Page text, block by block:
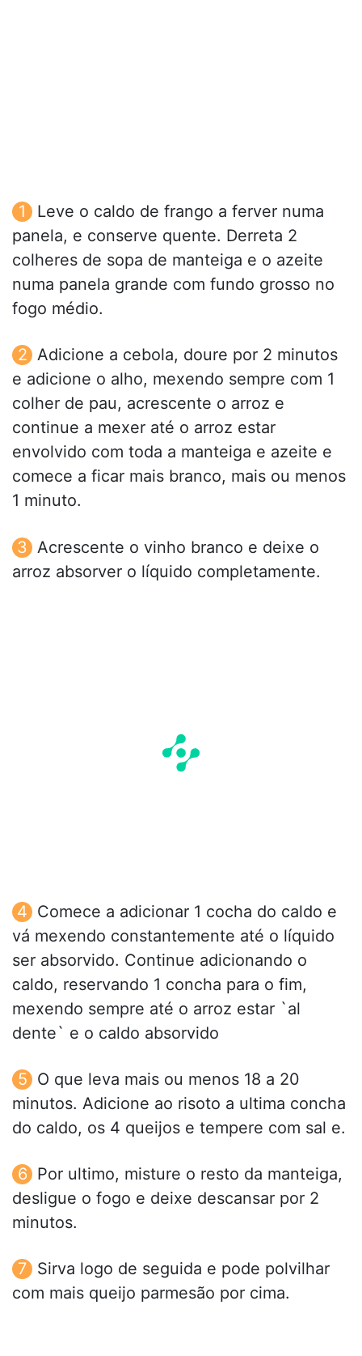
Leve o caldo de frango a ferver numa
panela, e conserve quente. Derreta 2
colheres de sopa de manteiga e o azeite
numa panela grande com fundo grosso no
fogo médio.
Adicione a cebola, doure por 2 minutos
e adicione o alho, mexendo sempre com 1
colher de pau, acrescente o arroz e
continue a mexer até o arroz estar
envolvido com toda a manteiga e azeite e
comece a ficar mais branco, mais ou menos
1 minuto.
Acrescente o vinho branco e deixe o
arroz absorver o líquido completamente.
Comece a adicionar 1 cocha do caldo e
vá mexendo constantemente até o líquido
ser absorvido. Continue adicionando o
caldo, reservando 1 concha para o fim,
mexendo sempre até o arroz estar `al
dente` e o caldo absorvido
O que leva mais ou menos 18 a 20
minutos. Adicione ao risoto a ultima concha
do caldo, os 4 queijos e tempere com sal e.
Por ultimo, misture o resto da manteiga,
desligue o fogo e deixe descansar por 2
minutos.
Sirva logo de seguida e pode polvilhar
com mais queijo parmesão por cima.